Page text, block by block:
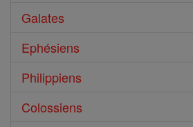
Galates
Ephésiens
Philippiens
Colossiens